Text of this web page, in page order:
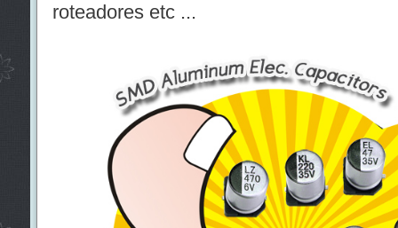
roteadores etc ...